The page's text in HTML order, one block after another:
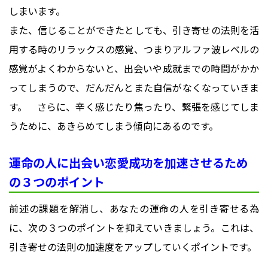
しまいます。
また、信じることができたとしても、引き寄せの法則を活
用する時のリラックスの感覚、つまりアルファ波レベルの
感覚がよくわからないと、出会いや成就までの時間がかか
ってしまうので、だんだんとまた自信がなくなっていきま
す。 さらに、辛く感じたり焦ったり、緊張を感じてしま
うために、あきらめてしまう傾向にあるのです。
運命の人に出会い恋愛成功を加速させるため
の３つのポイント
前述の課題を解消し、あなたの運命の人を引き寄せる為
に、次の３つのポイントを抑えていきましょう。これは、
引き寄せの法則の加速度をアップしていくポイントです。